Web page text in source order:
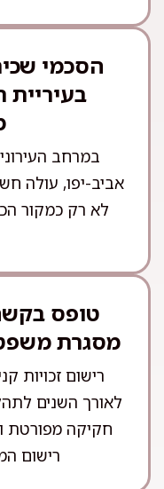
הסכמי
במרחב
אביב-יפו, עולה
לא רק כמקור
טופס
מסגרת
רישום זכויות
לאורך השנים
חקיקה מפורטת
רישום